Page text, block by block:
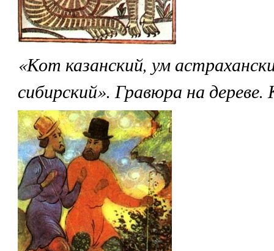
«Кот казанский, ум
сибирский». Гравюра на дереве.